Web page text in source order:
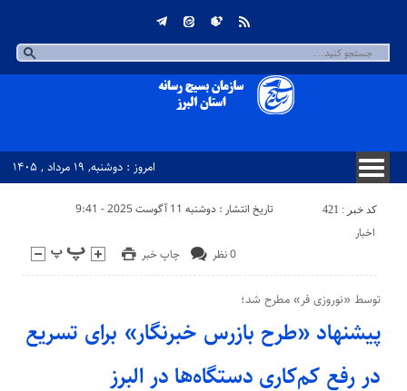
امروز : دوشنبه, ۱۹ مرداد , ۱۴۰۵
کد خبر : 421 تاریخ انتشار : دوشنبه 11 آگوست 2025 - 9:41
چاپ خبر 0 نظر
اخبار
توسط «نوروزی فر» مطرح شد؛
پیشنهاد «طرح بازرس خبرنگار» برای تسریع
در رفع کم‌کاری دستگاه‌ها در البرز